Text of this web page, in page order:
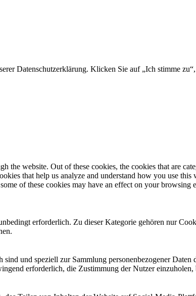
Datenschutzerklärung. Klicken Sie auf „Ich stimme
website. Out of these cookies, the cookies that are
that help us analyze and understand how you use
of these cookies may have an effect on your browsing
erforderlich. Zu dieser Kategorie gehören nur
und speziell zur Sammlung personenbezogener
erforderlich, die Zustimmung der Nutzer